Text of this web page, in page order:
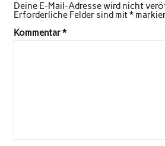
Deine E-Mail-Adresse wird nicht
Erforderliche Felder sind mit*
Kommentar*